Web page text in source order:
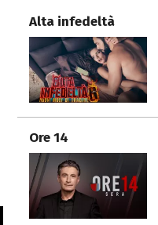
Alta infedeltà
Ore 14